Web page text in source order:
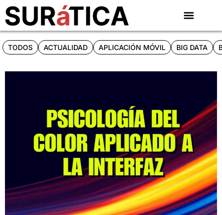
TODOS ACTUALIDAD APLICACIÓN MÓVIL BIG DATA